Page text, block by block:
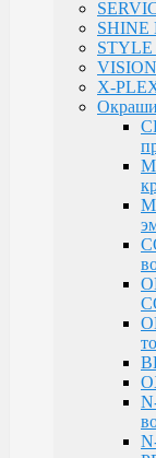
FAST
HAIR
MY
RE
Парфюмерное
Парфюмерия
Constant Delight
Repair
5
SHINE
STYLE
VISION
X-